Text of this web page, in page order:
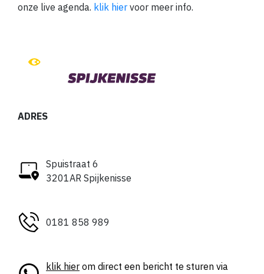
onze live agenda. klik hier voor meer info.
ADRES
Spuistraat 6
3201AR Spijkenisse
0181 858 989
klik hier om direct een bericht te sturen via